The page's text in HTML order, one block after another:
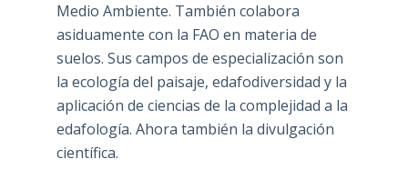
Medio Ambiente. También colabora
asiduamente con la FAO en materia de
suelos. Sus campos de especialización son
la ecología del paisaje, edafodiversidad y la
aplicación de ciencias de la complejidad a la
edafología. Ahora también la divulgación
científica.